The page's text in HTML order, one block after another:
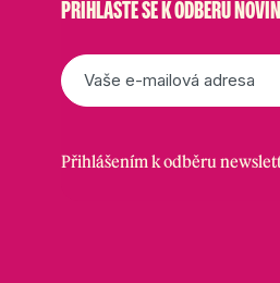
PŘIHLASTE SE K ODBĚRU
E-
mail
Přihlášením k odběru